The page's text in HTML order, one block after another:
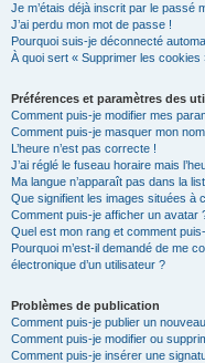
Je m’étais déjà inscrit par le passé
J’ai perdu mon mot de passe !
Pourquoi suis-je déconnecté
À quoi sert « Supprimer les cookies
Préférences et paramètres des
Comment puis-je modifier mes
Comment puis-je masquer mon
L’heure n’est pas correcte !
J’ai réglé le fuseau horaire mais
Ma langue n’apparaît pas dans la
Que signifient les images situées à
Comment puis-je afficher un avatar
Quel est mon rang et comment
Pourquoi m’est-il demandé de me
électronique d’un utilisateur ?
Problèmes de publication
Comment puis-je publier un
Comment puis-je modifier ou
Comment puis-je insérer une